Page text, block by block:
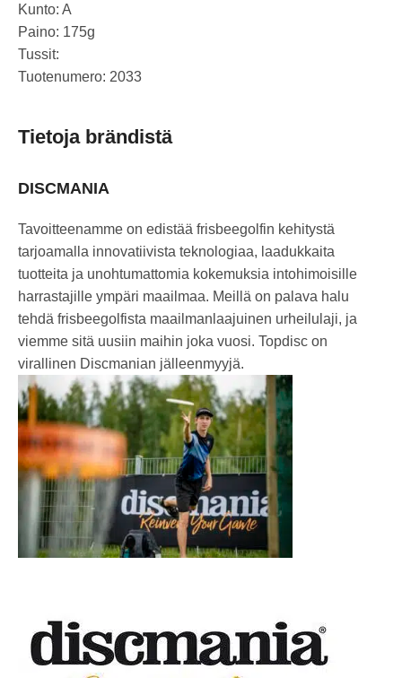
Kunto: A
Paino: 175g
Tussit:
Tuotenumero: 2033
Tietoja brändistä
DISCMANIA
Tavoitteenamme on edistää frisbeegolfin kehitystä
tarjoamalla innovatiivista teknologiaa, laadukkaita
tuotteita ja unohtumattomia kokemuksia intohimoisille
harrastajille ympäri maailmaa. Meillä on palava halu
tehdä frisbeegolfista maailmanlaajuinen urheilulaji, ja
viemme sitä uusiin maihin joka vuosi. Topdisc on
virallinen Discmanian jälleenmyyjä.